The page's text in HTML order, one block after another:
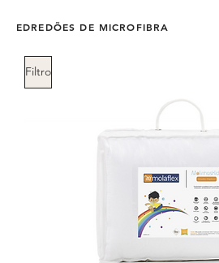
para mostrar no
EDREDÕES DE MICROFIBRA
Filtro